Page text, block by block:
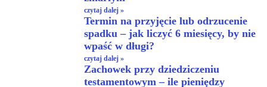
czytaj dalej »
Termin na przyjęcie lub odrzucenie
spadku – jak liczyć 6 miesięcy, by nie
wpaść w długi?
czytaj dalej »
Zachowek przy dziedziczeniu
testamentowym – ile pieniędzy